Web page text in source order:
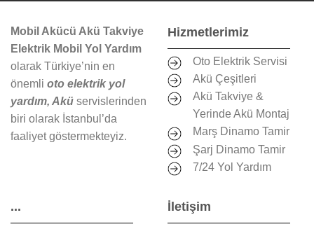
Mobil Akücü Akü Takviye
Elektrik Mobil Yol Yardım
olarak Türkiye’nin en
önemli oto elektrik yol
yardım, Akü servislerinden
biri olarak İstanbul’da
faaliyet göstermekteyiz.
Hizmetlerimiz
Oto Elektrik Servisi
Akü Çeşitleri
Akü Takviye &
Yerinde Akü Montaj
Marş Dinamo Tamir
Şarj Dinamo Tamir
7/24 Yol Yardım
... İletişim